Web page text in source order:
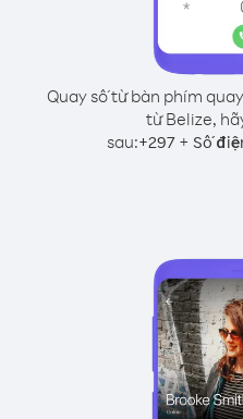
Quay số từ bàn phím
từ Belize,
sau:+297 + Số